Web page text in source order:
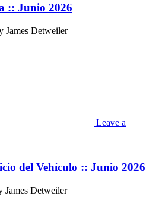
:: Junio 2026
James Detweiler
Leave a
del Vehículo :: Junio 2026
James Detweiler